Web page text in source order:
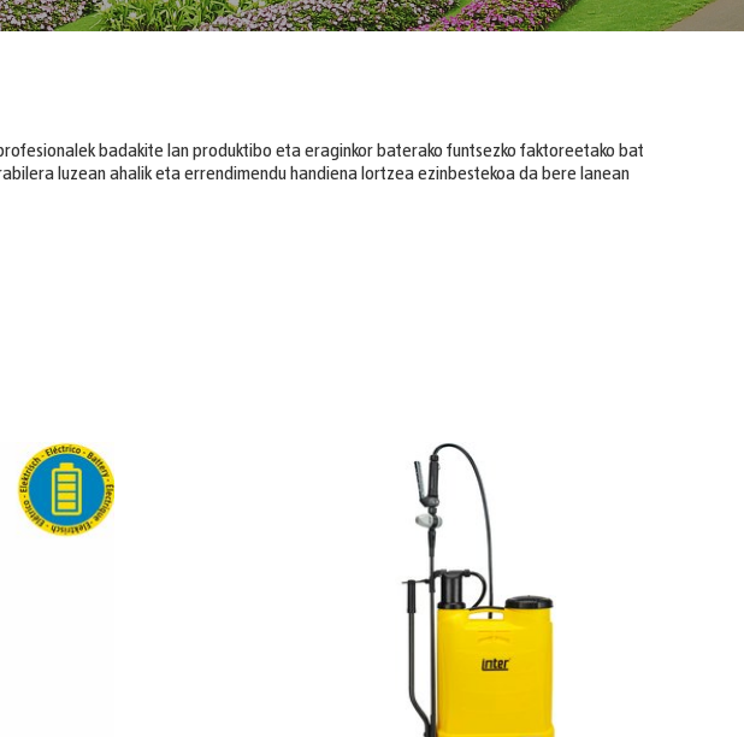
badakite lan produktibo eta eraginkor baterako funtsezko faktoreetako bat
luzean ahalik eta errendimendu handiena lortzea ezinbestekoa da bere lanean